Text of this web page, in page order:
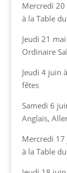
Mercredi 20
à la Table
Jeudi 21
Ordinaire
Jeudi 4 juin
fêtes
Samedi 6
Anglais,
Mercredi 17
à la Table